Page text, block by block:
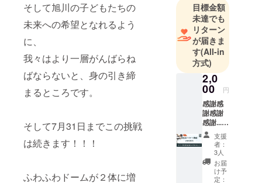
そして旭川の子どもたちの
未来への希望となれるよう
に、
我々はより一層がんばらね
ばならないと、身の引き締
まるところです。
そして7月31日までこの挑戦
は続きます！！！
ふわふわドームが２体に増
目標金額
未達でも
リターン
が届きま
す(All-in
方式)
2,0
00 円
感謝感
謝感謝
感謝...!!!
オドリ
バのた
めにあ
りがと
うござ
いま
支援
者：
3人
お届
け予
定：